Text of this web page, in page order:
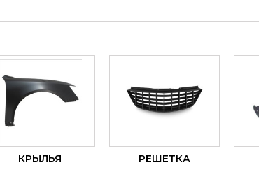
КРЫЛЬЯ РЕШЕТКА